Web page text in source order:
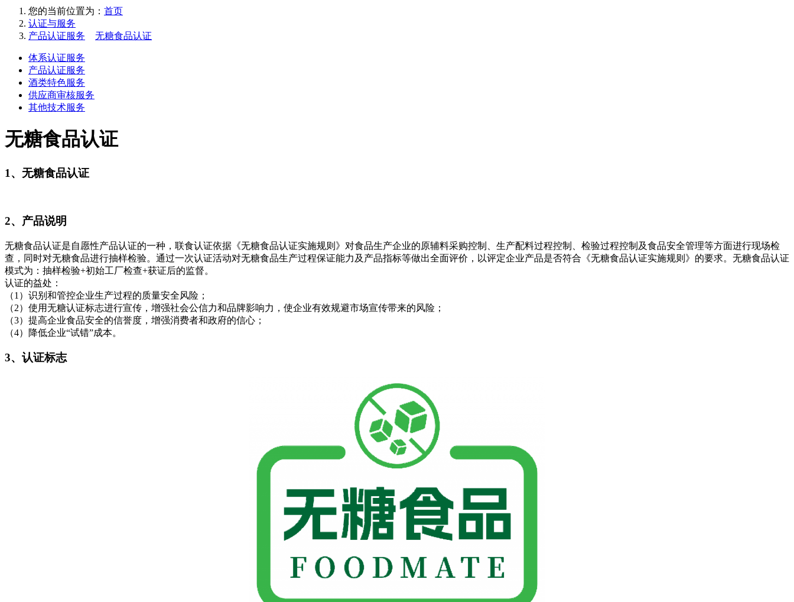
您的当前位置为： 首页
认证与服务
产品认证服务
无糖食品认证
体系认证服务
产品认证服务
酒类特色服务
供应商审核服务
其他技术服务
无糖食品认证
1、无糖食品认证
2、产品说明
无糖食品认证是自愿性产品认证的一种，联食认证依据《无糖食品认证实施规则》对食品生产企业的原辅料采购控制、生产配料过程控制、检验过程控制及食品安全管理等方面进行现场检
查，同时对无糖食品进行抽样检验。通过一次认证活动对无糖食品生产过程保证能力及产品指标等做出全面评价，以评定企业产品是否符合《无糖食品认证实施规则》的要求。无糖食品认证
模式为：抽样检验+初始工厂检查+获证后的监督。
认证的益处：
（1）识别和管控企业生产过程的质量安全风险；
（2）使用无糖认证标志进行宣传，增强社会公信力和品牌影响力，使企业有效规避市场宣传带来的风险；
（3）提高企业食品安全的信誉度，增强消费者和政府的信心；
（4）降低企业“试错”成本。
3、认证标志